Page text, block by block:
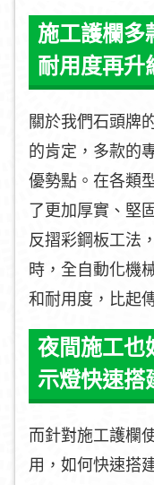
施工護欄多
耐用度再升
關於我們石頭牌
的肯定，多款的
優勢點。在各類
了更加厚實、堅
反摺彩鋼板工法
時，全自動化機
和耐用度，比起
夜間施工也
示燈快速搭
而針對施工護欄
用，如何快速搭